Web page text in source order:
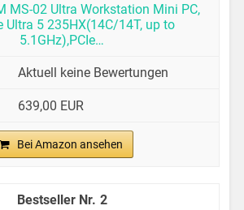
MS-02 Ultra Workstation Mini PC,
Ultra 5 235HX(14C/14T, up to
5.1GHz),PCIe…
Aktuell keine Bewertungen
639,00 EUR
Bei Amazon ansehen
2